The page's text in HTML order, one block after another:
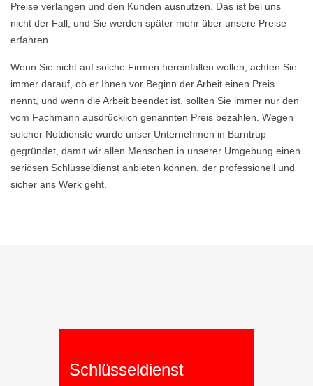
Preise verlangen und den Kunden ausnutzen. Das ist bei uns
nicht der Fall, und Sie werden später mehr über unsere Preise
erfahren.
Wenn Sie nicht auf solche Firmen hereinfallen wollen, achten Sie
immer darauf, ob er Ihnen vor Beginn der Arbeit einen Preis
nennt, und wenn die Arbeit beendet ist, sollten Sie immer nur den
vom Fachmann ausdrücklich genannten Preis bezahlen. Wegen
solcher Notdienste wurde unser Unternehmen in Barntrup
gegründet, damit wir allen Menschen in unserer Umgebung einen
seriösen Schlüsseldienst anbieten können, der professionell und
sicher ans Werk geht.
Schlüsseldienst